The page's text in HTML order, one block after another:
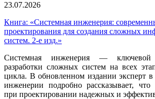
23.07.2026
Книга: «Системная инженерия:
проектирования для создания сложных
систем. 2-е изд.»
Системная инженерия — ключевой
разработки сложных систем на всех
цикла. В обновленном издании эксперт в
инженерии подробно рассказывает, что
при проектировании надежных и